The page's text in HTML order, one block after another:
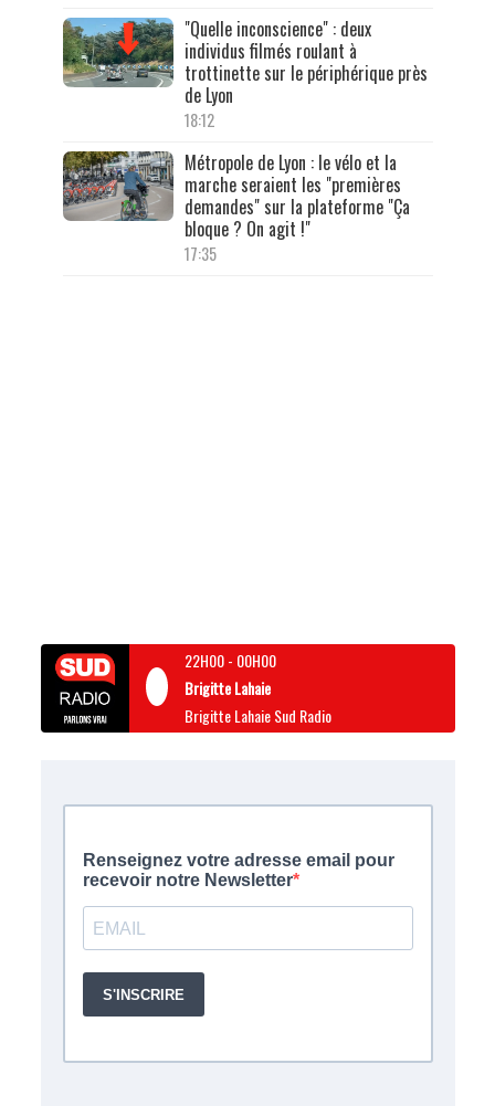
"Quelle inconscience" : deux
individus filmés roulant à
trottinette sur le périphérique près
de Lyon
18:12
Métropole de Lyon : le vélo et la
marche seraient les "premières
demandes" sur la plateforme "Ça
bloque ? On agit !"
17:35
22H00- 00H00
Brigitte Lahaie
Brigitte Lahaie Sud Radio